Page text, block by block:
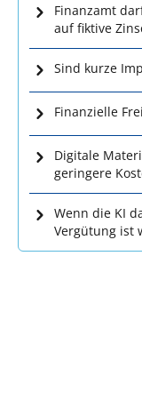
Finanzamt
auf fiktive
Sind kurze
Finanzielle
Digitale
geringere
Wenn die KI
Vergütung ist